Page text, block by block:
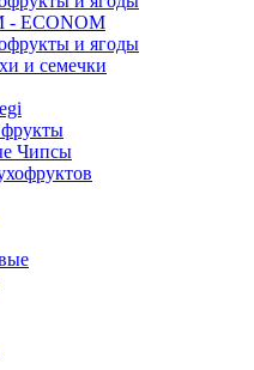
ECONOM
и ягоды
и семечки
Чипсы